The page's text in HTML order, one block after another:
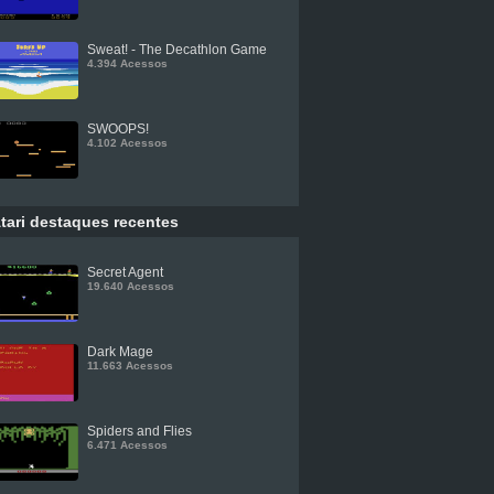
Sweat! - The Decathlon Game
4.394 Acessos
SWOOPS!
4.102 Acessos
destaques recentes
Secret Agent
19.640 Acessos
Dark Mage
11.663 Acessos
Spiders and Flies
6.471 Acessos